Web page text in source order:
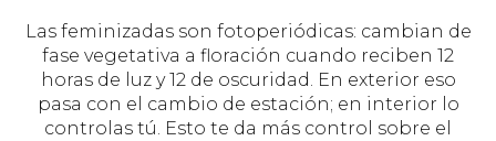
Las feminizadas son fotoperiódicas: cambian de
fase vegetativa a floración cuando reciben 12
horas de luz y 12 de oscuridad. En exterior eso
pasa con el cambio de estación; en interior lo
controlas tú. Esto te da más control sobre el